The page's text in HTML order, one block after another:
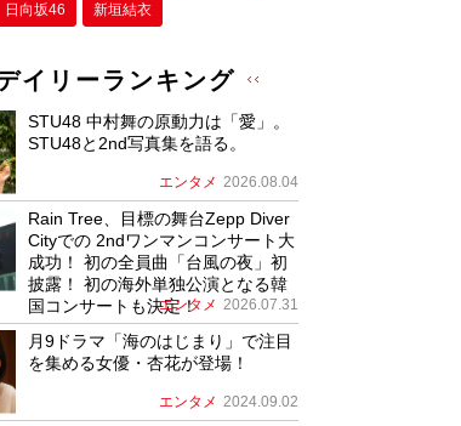
日向坂46 新垣結衣
イリーランキング
STU48 中村舞の原動力は「愛」。
STU48と2nd写真集を語る。
エンタメ 2026.08.04
Rain Tree、目標の舞台Zepp Diver
Cityでの 2ndワンマンコンサート大
成功！ 初の全員曲「台風の夜」初
披露！ 初の海外単独公演となる韓
国コンサートも決定！
エンタメ 2026.07.31
月9ドラマ「海のはじまり」で注目
を集める女優・杏花が登場！
エンタメ 2024.09.02